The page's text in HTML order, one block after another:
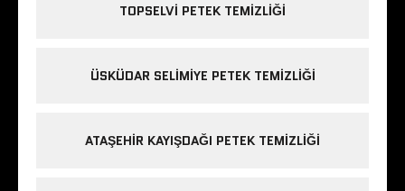
TOPSELVI PETEK TEMIZLIĞI
ÜSKÜDAR SELIMIYE PETEK TEMIZLIĞI
ATAŞEHIR KAYIŞDAĞI PETEK TEMIZLIĞI